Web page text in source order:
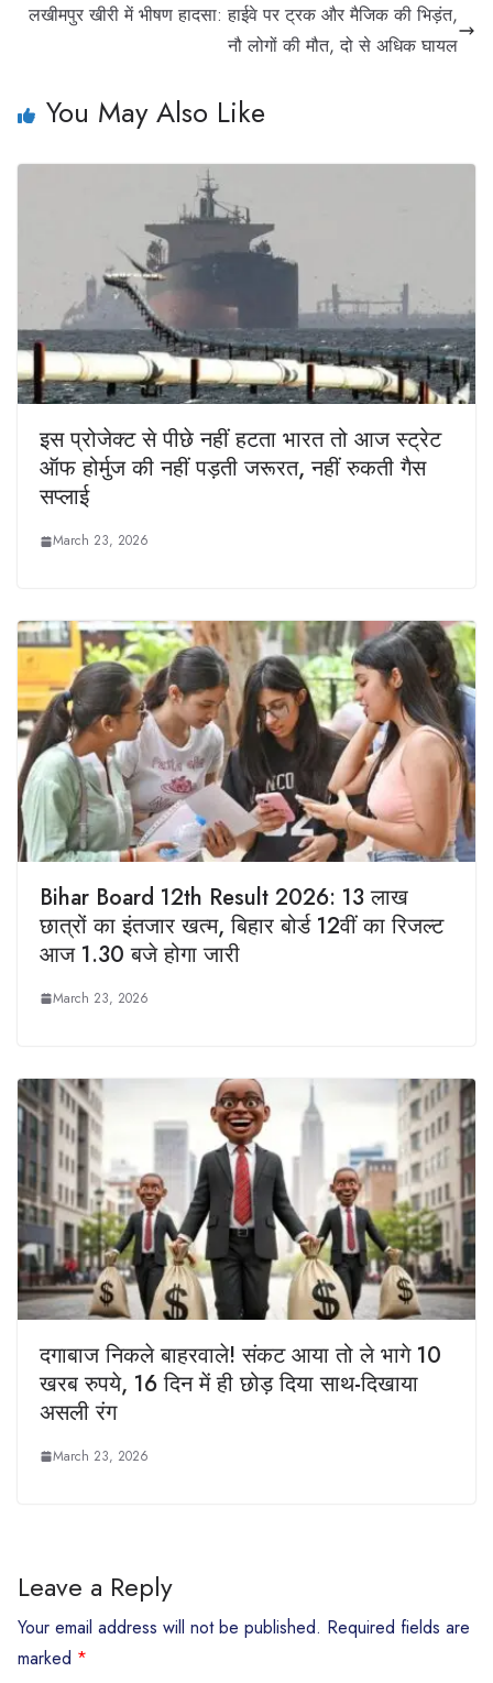
लखीमपुर खीरी में भीषण हादसा: हाईवे पर ट्रक और मैजिक की भिड़ंत,
नौ लोगों की मौत, दो से अधिक घायल
You May Also Like
इस प्रोजेक्ट से पीछे नहीं हटता भारत तो आज स्ट्रेट
ऑफ होर्मुज की नहीं पड़ती जरूरत, नहीं रुकती गैस
सप्लाई
March 23, 2026
Bihar Board 12th Result 2026: 13 लाख
छात्रों का इंतजार खत्म, बिहार बोर्ड 12वीं का रिजल्ट
आज 1.30 बजे होगा जारी
March 23, 2026
दगाबाज निकले बाहरवाले! संकट आया तो ले भागे 10
खरब रुपये, 16 दिन में ही छोड़ दिया साथ-दिखाया
असली रंग
March 23, 2026
Leave a Reply
Your email address will not be published. Required fields are
marked *